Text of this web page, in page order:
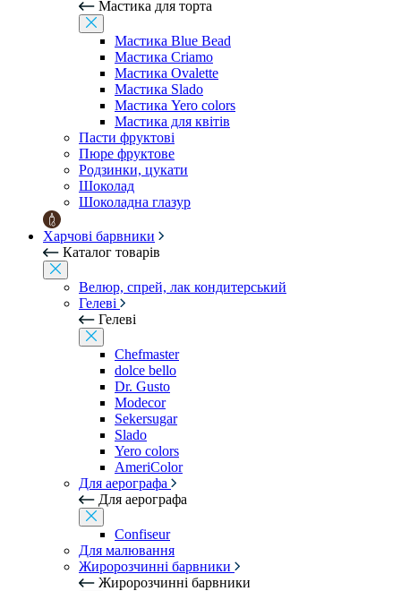
Мастика для торта
Мастика Blue Bead
Мастика Criamo
Мастика Ovalette
Мастика Slado
Мастика Yero colors
Мастика для квітів
Пасти фруктові
Пюре фруктове
Родзинки, цукати
Шоколад
Шоколадна глазур
Харчові барвники
Каталог товарів
Велюр, спрей, лак кондитерський
Гелеві
Гелеві
Chefmaster
dolce bello
Dr. Gusto
Modecor
Sekersugar
Slado
Yero colors
AmeriColor
Для аерографа
Для аерографа
Confiseur
Для малювання
Жиророзчинні барвники
Жиророзчинні барвники